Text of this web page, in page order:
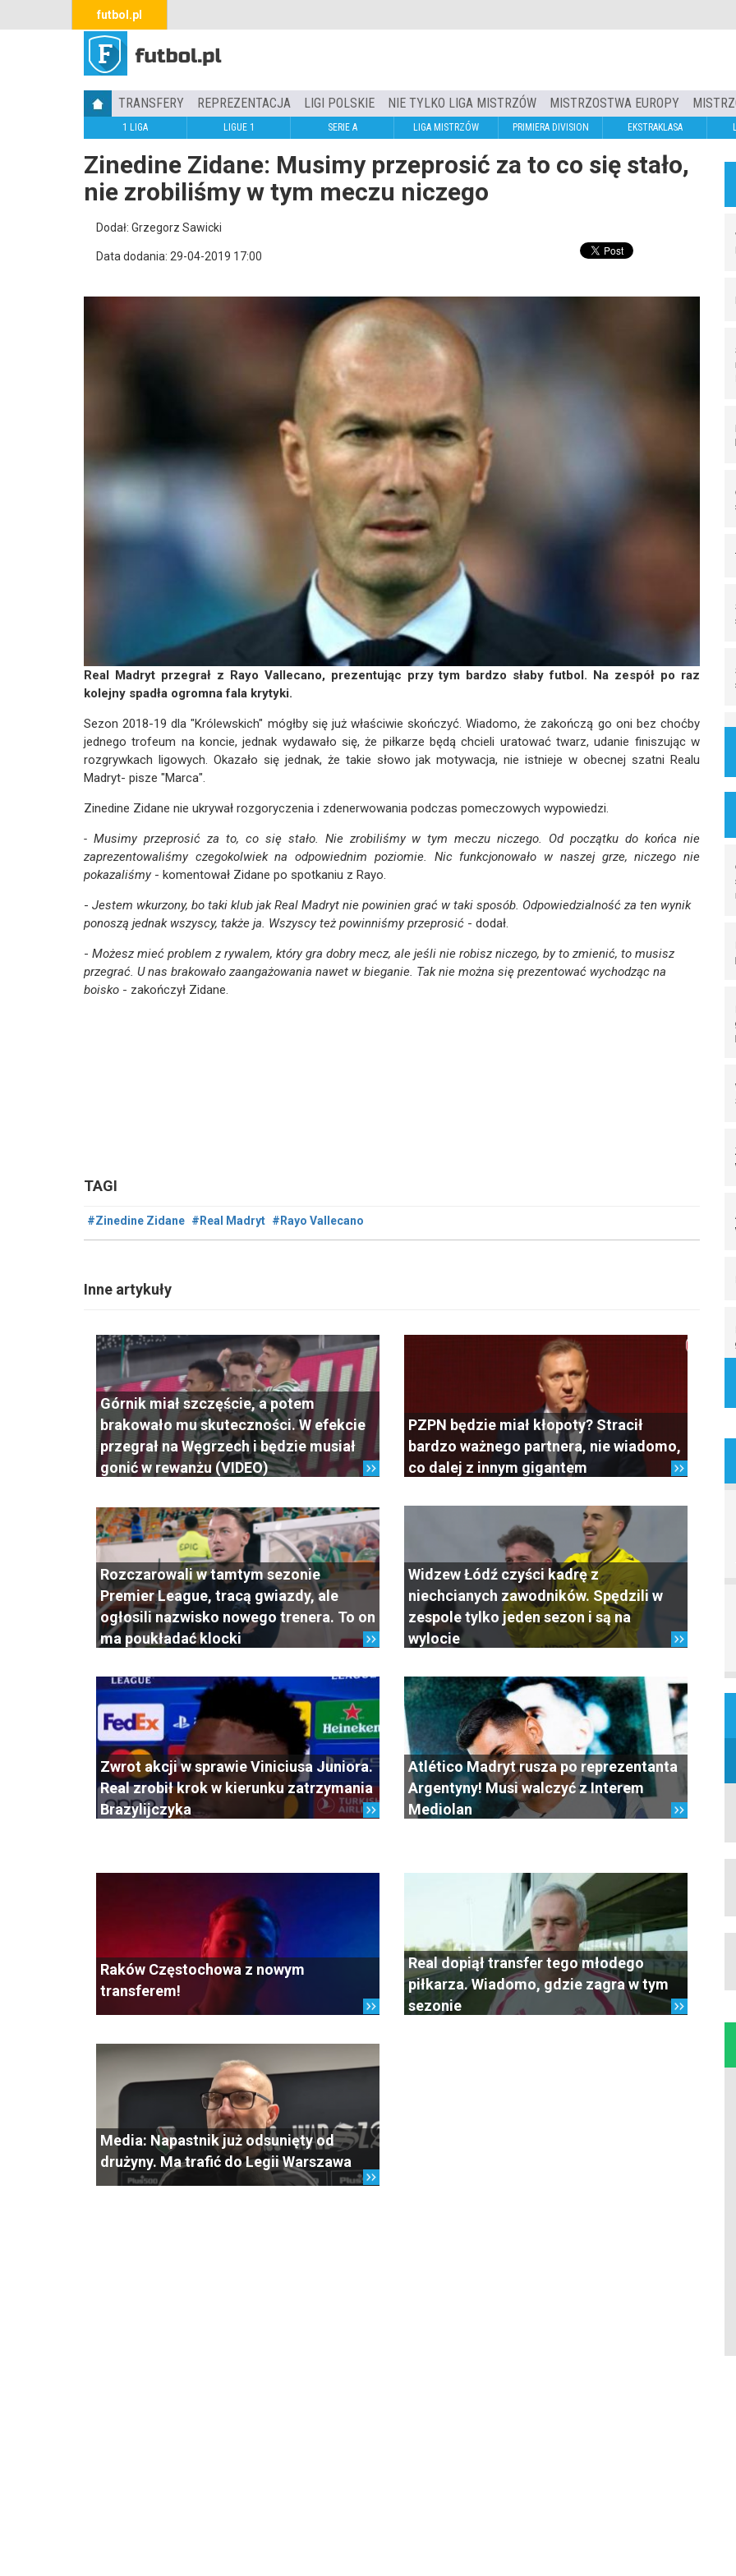
futbol.pl
TRANSFERY REPREZENTACJA LIGI POLSKIE NIE TYLKO LIGA MISTRZÓW MISTRZOSTWA EUROPY
1 LIGA LIGUE 1 SERIE A LIGA MISTRZÓW PRIMIERA DIVISION EKSTRAKLASA
Zinedine Zidane: Musimy przeprosić za to co się stało,
nie zrobiliśmy w tym meczu niczego
Dodał: Grzegorz Sawicki
Data dodania: 29-04-2019 17:00
Real Madryt przegrał z Rayo Vallecano, prezentując przy tym bardzo słaby futbol. Na zespół po raz
kolejny spadła ogromna fala krytyki.
Sezon 2018-19 dla "Królewskich" mógłby się już właściwie skończyć. Wiadomo, że zakończą go oni bez choćby
jednego trofeum na koncie, jednak wydawało się, że piłkarze będą chcieli uratować twarz, udanie finiszując w
rozgrywkach ligowych. Okazało się jednak, że takie słowo jak motywacja, nie istnieje w obecnej szatni Realu
Madryt- pisze "Marca".
Zinedine Zidane nie ukrywał rozgoryczenia i zdenerwowania podczas pomeczowych wypowiedzi.
- Musimy przeprosić za to, co się stało. Nie zrobiliśmy w tym meczu niczego. Od początku do końca nie
zaprezentowaliśmy czegokolwiek na odpowiednim poziomie. Nic funkcjonowało w naszej grze, niczego nie
pokazaliśmy- komentował Zidane po spotkaniu z Rayo.
- Jestem wkurzony, bo taki klub jak Real Madryt nie powinien grać w taki sposób. Odpowiedzialność za ten wynik
ponoszą jednak wszyscy, także ja. Wszyscy też powinniśmy przeprosić - dodał.
- Możesz mieć problem z rywalem, który gra dobry mecz, ale jeśli nie robisz niczego, by to zmienić, to musisz
przegrać. U nas brakowało zaangażowania nawet w bieganie. Tak nie można się prezentować wychodząc na
boisko - zakończył Zidane.
TAGI
#Zinedine Zidane #Real Madryt #Rayo Vallecano
Inne artykuły
Górnik miał szczęście, a potem
brakowało mu skuteczności. W efekcie
przegrał na Węgrzech i będzie musiał
gonić w rewanżu (VIDEO)
PZPN będzie miał kłopoty? Stracił
bardzo ważnego partnera, nie wiadomo,
co dalej z innym gigantem
Rozczarowali w tamtym sezonie
Premier League, tracą gwiazdy, ale
ogłosili nazwisko nowego trenera. To on
ma poukładać klocki
Widzew Łódź czyści kadrę z
niechcianych zawodników. Spędzili w
zespole tylko jeden sezon i są na
wylocie
Zwrot akcji w sprawie Viniciusa Juniora.
Real zrobił krok w kierunku zatrzymania
Brazylijczyka
Atlético Madryt rusza po reprezentanta
Argentyny! Musi walczyć z Interem
Mediolan
Raków Częstochowa z nowym
transferem!
Real dopiął transfer tego młodego
piłkarza. Wiadomo, gdzie zagra w tym
sezonie
Media: Napastnik już odsunięty od
drużyny. Ma trafić do Legii Warszawa